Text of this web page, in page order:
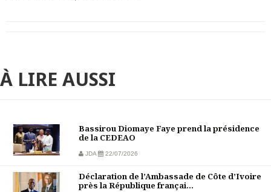
À LIRE AUSSI
Bassirou Diomaye Faye prend la présidence
de la CEDEAO
JDA 22/07/2026
Déclaration de l’Ambassade de Côte d’Ivoire
près la République françai...